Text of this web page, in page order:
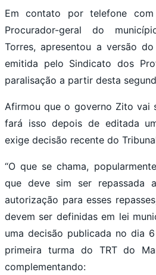
Em contato por telefone
Procurador-geral do
Torres, apresentou a versão
emitida pelo Sindicato dos
paralisação a partir desta
Afirmou que o governo Zito vai
fará isso depois de editada
exige decisão recente do
“O que se chama,
que deve sim ser repassada
autorização para esses
devem ser definidas em lei
uma decisão publicada no dia
primeira turma do TRT do
complementando: